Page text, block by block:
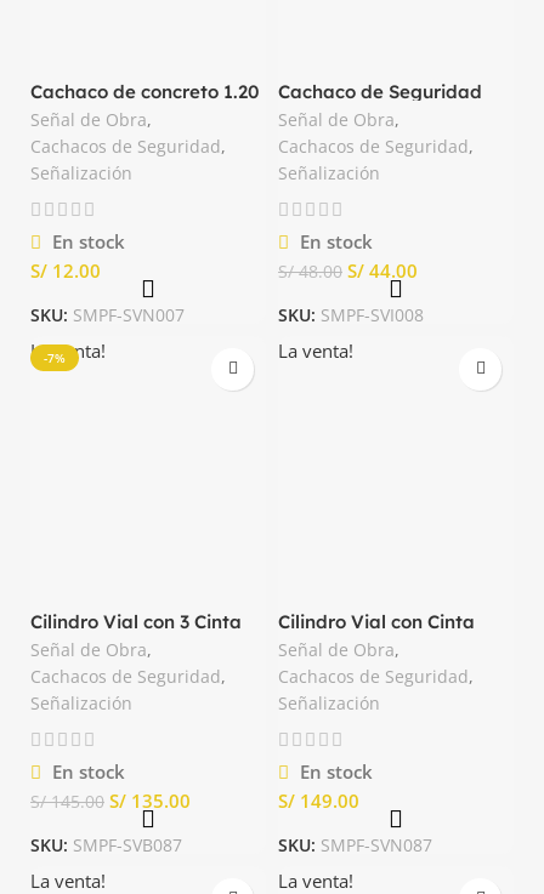
Cachaco de concreto 1.20
metros
Señal de Obra,
Cachacos de Seguridad,
Señalización
En stock
S/
SKU: SMPF-SVN007
Cachaco de Seguridad
PVC
Señal de Obra,
Cachacos de Seguridad,
Señalización
En stock
S/48.00 S/ 44.00
SKU: SMPF-SVI008
-7%
La venta!
Cilindro Vial con 3 Cinta
Reflectiva Basa
Señal de Obra,
Cachacos de Seguridad,
Señalización
En stock
S/145.00 S/ 135.00
SKU: SMPF-SVB087
La venta!
Cilindro Vial con Cinta
Reflectiva
Señal de Obra,
Cachacos de Seguridad,
Señalización
En stock
S/
SKU: SMPF-SVN087
La venta! La venta!